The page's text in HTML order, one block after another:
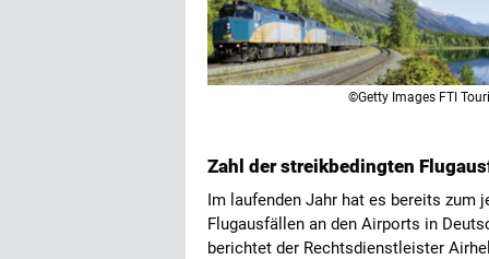
©Getty Images FTI
Zahl der streikbedingten
Im laufenden Jahr hat es bereits
Flugausfällen an den Airports in
berichtet der Rechtsdienstleister